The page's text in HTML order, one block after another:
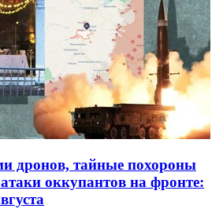
дронов, тайные похороны
оккупантов на фронте: